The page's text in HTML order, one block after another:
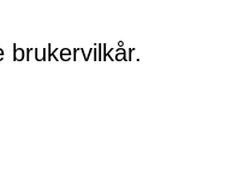
brukervilkår.